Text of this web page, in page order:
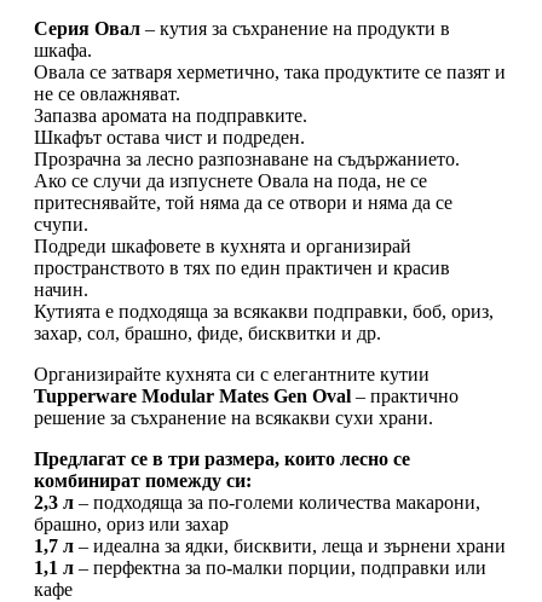
Серия Овал – кутия за съхранение на продукти в
шкафа.
Овала се затваря херметично, така продуктите се пазят и
не се овлажняват.
Запазва аромата на подправките.
Шкафът остава чист и подреден.
Прозрачна за лесно разпознаване на съдържанието.
Ако се случи да изпуснете Овала на пода, не се
притеснявайте, той няма да се отвори и няма да се
счупи.
Подреди шкафовете в кухнята и организирай
пространството в тях по един практичен и красив
начин.
Кутията е подходяща за всякакви подправки, боб, ориз,
захар, сол, брашно, фиде, бисквитки и др.
Организирайте кухнята си с елегантните кутии
Tupperware Modular Mates Gen Oval – практично
решение за съхранение на всякакви сухи храни.
Предлагат се в три размера, които лесно се
комбинират помежду си:
2,3 л – подходяща за по-големи количества макарони,
брашно, ориз или захар
1,7 л – идеална за ядки, бисквити, леща и зърнени храни
1,1 л – перфектна за по-малки порции, подправки или
кафе